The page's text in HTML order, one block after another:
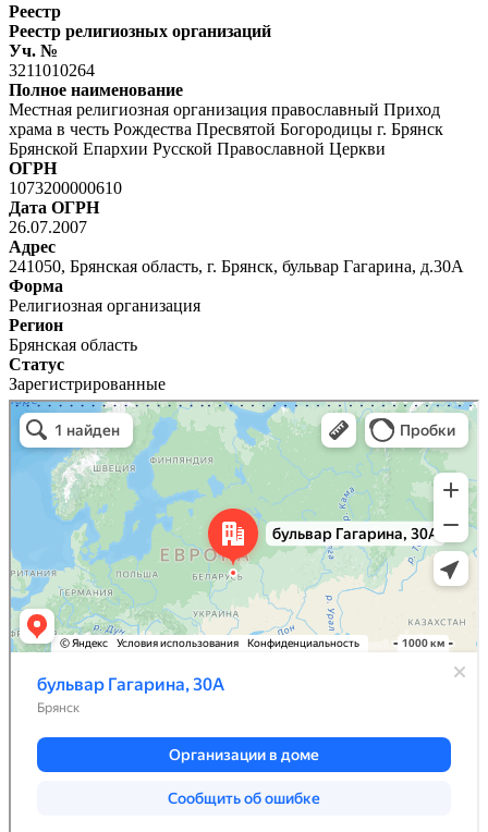
Реестр
Реестр религиозных организаций
Уч. №
3211010264
Полное наименование
Местная религиозная организация православный Приход
храма в честь Рождества Пресвятой Богородицы г. Брянск
Брянской Епархии Русской Православной Церкви
ОГРН
1073200000610
Дата ОГРН
26.07.2007
Адрес
241050, Брянская область, г. Брянск, бульвар Гагарина, д.30А
Форма
Религиозная организация
Регион
Брянская область
Статус
Зарегистрированные